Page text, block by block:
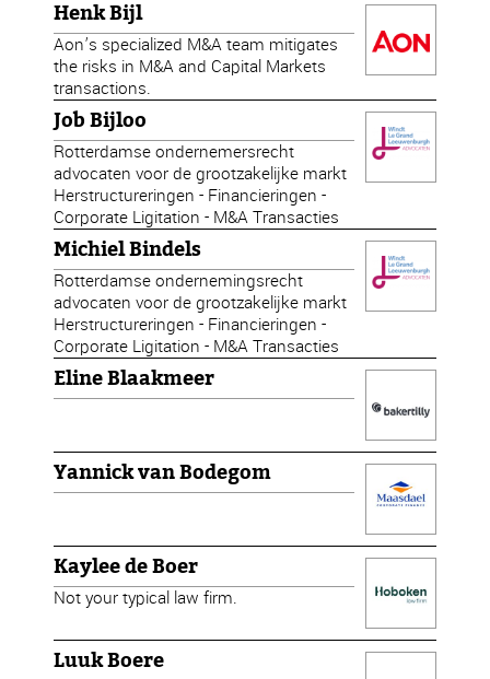
Henk Bijl
Aon’s specialized M&A team mitigates
the risks in M&A and Capital Markets
transactions.
Job Bijloo
Rotterdamse ondernemersrecht
advocaten voor de grootzakelijke markt
Herstructureringen - Financieringen -
Corporate Ligitation - M&A Transacties
Michiel Bindels
Rotterdamse ondernemingsrecht
advocaten voor de grootzakelijke markt
Herstructureringen - Financieringen -
Corporate Ligitation - M&A Transacties
Eline Blaakmeer
Yannick van Bodegom
Kaylee de Boer
Not your typical law firm.
Luuk Boere